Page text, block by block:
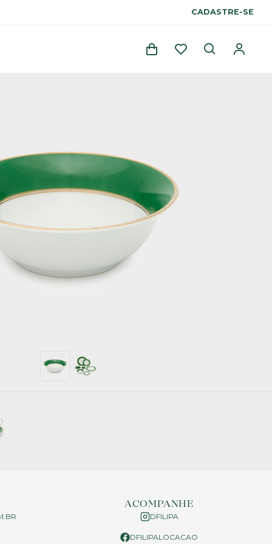
CADASTRE-SE
ACOMPANHE
DFILIPA
DFILIPALOCACAO